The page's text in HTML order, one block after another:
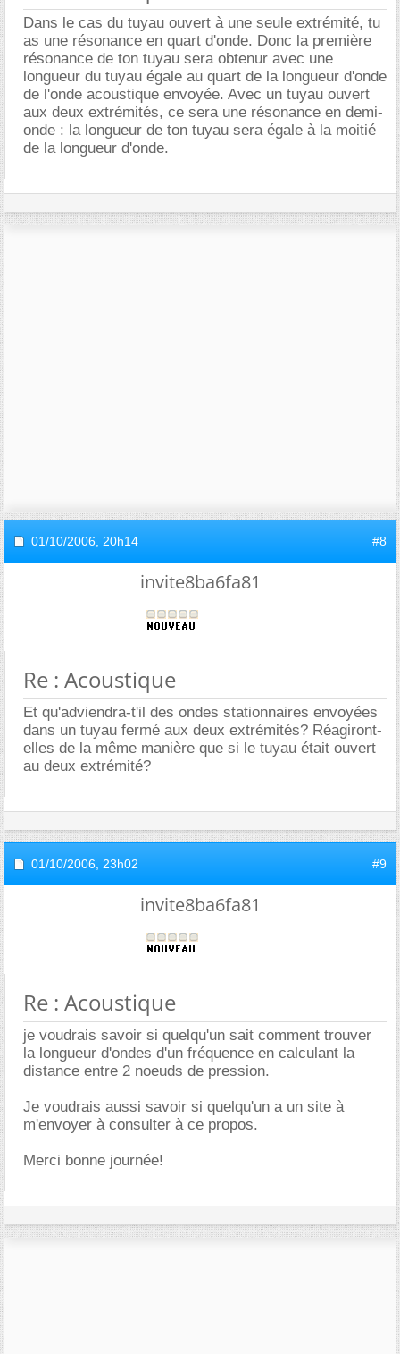
Dans le cas du tuyau ouvert à une seule extrémité, tu
as une résonance en quart d'onde. Donc la première
résonance de ton tuyau sera obtenur avec une
longueur du tuyau égale au quart de la longueur d'onde
de l'onde acoustique envoyée. Avec un tuyau ouvert
aux deux extrémités, ce sera une résonance en demi-
onde : la longueur de ton tuyau sera égale à la moitié
de la longueur d'onde.
01/10/2006, 20h14 #8
invite8ba6fa81
Re : Acoustique
Et qu'adviendra-t'il des ondes stationnaires envoyées
dans un tuyau fermé aux deux extrémités? Réagiront-
elles de la même manière que si le tuyau était ouvert
au deux extrémité?
01/10/2006, 23h02 #9
invite8ba6fa81
Re : Acoustique
je voudrais savoir si quelqu'un sait comment trouver
la longueur d'ondes d'un fréquence en calculant la
distance entre 2 noeuds de pression.
Je voudrais aussi savoir si quelqu'un a un site à
m'envoyer à consulter à ce propos.
Merci bonne journée!